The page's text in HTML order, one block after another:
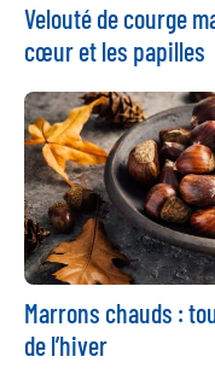
Velouté de courge
cœur et les papilles
Marrons chauds :
de l’hiver